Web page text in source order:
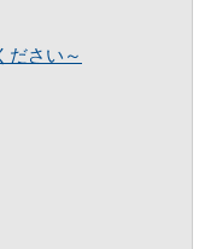
ださい～